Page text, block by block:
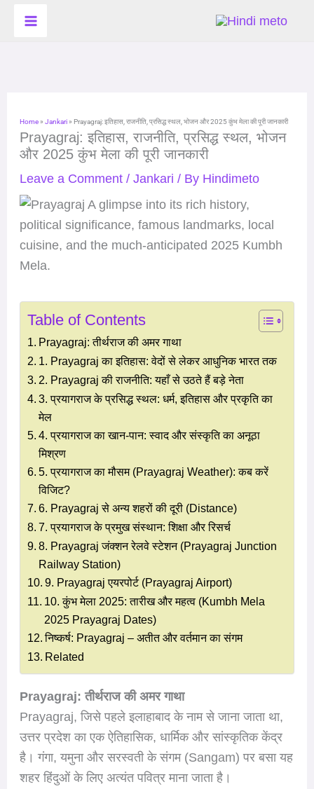
Home» Jankari» Prayagraj: इतिहास, राजनीति, प्रसिद्ध स्थल, भोजन और 2025 कुंभ मेला की पूरी जानकारी
Prayagraj: इतिहास, राजनीति, प्रसिद्ध स्थल, भोजन
और 2025 कुंभ मेला की पूरी जानकारी
Leave a Comment / Jankari / By Hindimeto
Table of Contents
Prayagraj: तीर्थराज की अमर गाथा
1. Prayagraj का इतिहास: वेदों से लेकर आधुनिक भारत तक
2. Prayagraj की राजनीति: यहाँ से उठते हैं बड़े नेता
3. प्रयागराज के प्रसिद्ध स्थल: धर्म, इतिहास और प्रकृति का
मेल
4. प्रयागराज का खान-पान: स्वाद और संस्कृति का अनूठा
मिश्रण
5. प्रयागराज का मौसम (Prayagraj Weather): कब करें
विजिट?
6. Prayagraj से अन्य शहरों की दूरी (Distance)
7. प्रयागराज के प्रमुख संस्थान: शिक्षा और रिसर्च
8. Prayagraj जंक्शन रेलवे स्टेशन (Prayagraj Junction
Railway Station)
9. Prayagraj एयरपोर्ट (Prayagraj Airport)
10. कुंभ मेला 2025: तारीख और महत्व (Kumbh Mela
2025 Prayagraj Dates)
निष्कर्ष: Prayagraj – अतीत और वर्तमान का संगम
Related
Prayagraj: तीर्थराज की अमर गाथा
Prayagraj, जिसे पहले इलाहाबाद के नाम से जाना जाता था,
उत्तर प्रदेश का एक ऐतिहासिक, धार्मिक और सांस्कृतिक केंद्र
है। गंगा, यमुना और सरस्वती के संगम (Sangam) पर बसा यह
शहर हिंदुओं के लिए अत्यंत पवित्र माना जाता है।